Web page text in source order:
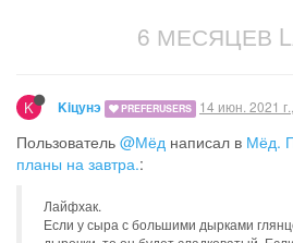
6 МЕСЯЦЕВ
K Kiцунэ PREFERUSERS 14 июн. 2021
Пользователь @Мёд написал в Мёд.
планы на завтра.:
Лайфхак.
Если у сыра с большими дырками